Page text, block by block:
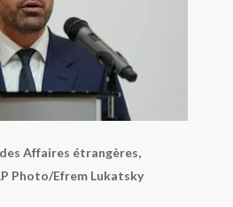
Affaires étrangères,
Photo/Efrem Lukatsky